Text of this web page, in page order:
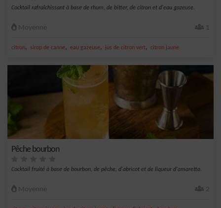
Cocktail rafraîchissant à base de rhum, de bitter, de citron et d'eau gazeuse.
Moyenne 1
citron, sirop de canne, eau gazeuse, jus de citron vert, citron jaune
Pêche bourbon
Cocktail fruité à base de bourbon, de pêche, d'abricot et de liqueur d'amaretto.
Moyenne 2